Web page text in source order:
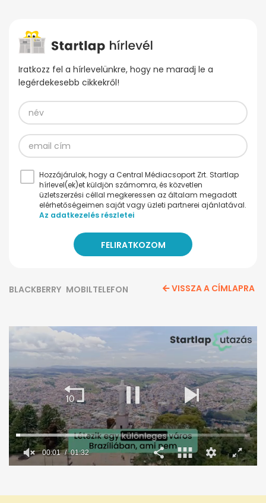
Iratkozz fel a hírlevelünkre, hogy ne maradj le a
legérdekesebb cikkekről!
Hozzájárulok, hogy a Central Médiacsoport Zrt. Startlap
hírlevel(ek)et küldjön számomra, és közvetlen
üzletszerzési céllal megkeressen az általam megadott
elérhetőségeimen saját vagy üzleti partnerei ajánlatával.
Az adatkezelés részletei
BLACKBERRY MOBILTELEFON VISSZA A CÍMLAPRA
1
00:02 01:32